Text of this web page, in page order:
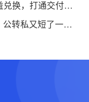
9.抖音私域转化：小程序搭建+权益兑换，打通交付闭环
10.视频号短视频能直接挂企微了，公转私又短了一截！